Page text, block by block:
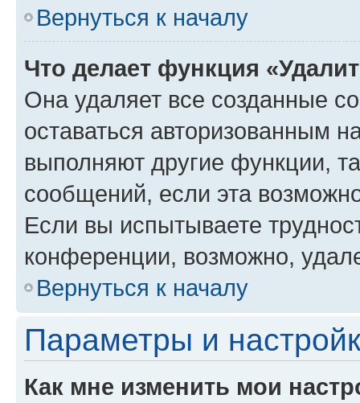
Вернуться к началу
Что делает функция
Она удаляет все созданные
оставаться авторизованным
выполняют другие функции,
сообщений, если эта
Если вы испытываете
конференции, возможно,
Вернуться к началу
Параметры и
Как мне изменить мои